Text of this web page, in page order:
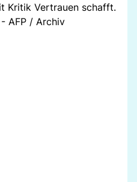
Kritik Vertrauen schafft.
AFP / Archiv